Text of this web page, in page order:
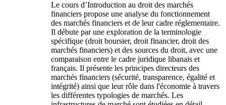
Le cours d’Introduction au droit des marchés
financiers propose une analyse du fonctionnement
des marchés financiers et de leur cadre réglementaire.
Il débute par une exploration de la terminologie
spécifique (droit boursier, droit financier, droit des
marchés financiers) et des sources du droit, avec une
comparaison entre le cadre juridique libanais et
français. Il présente les principes directeurs des
marchés financiers (sécurité, transparence, égalité et
intégrité) ainsi que leur rôle dans l'économie à travers
les différentes typologies de marchés. Les